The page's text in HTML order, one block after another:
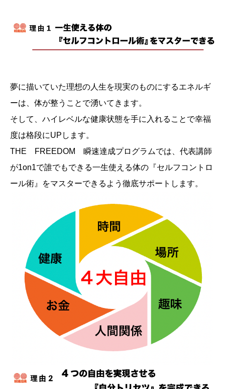
夢に描いていた理想の人生を現実のものにするエネルギ
ーは、体が整うことで湧いてきます。
そして、ハイレベルな健康状態を手に入れることで幸福
度は格段にUPします。
THE FREEDOM 瞬速達成プログラムでは、代表講師
が1on1で誰でもできる一生使える体の『セルフコントロ
ール術』をマスターできるよう徹底サポートします。